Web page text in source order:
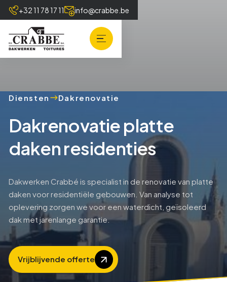
+32 11 78 17 11 info@crabbe.be
Diensten Dakrenovatie
Dakrenovatie platte
daken residenties
Dakwerken Crabbé is specialist in de renovatie van platte
daken voor residentiële gebouwen. Van analyse tot
oplevering zorgen we voor een waterdicht, geïsoleerd
dak met jarenlange garantie.
Vrijblijvende offerte